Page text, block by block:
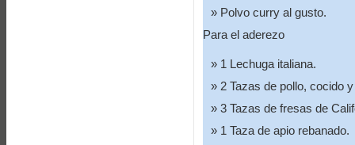
Polvo curry al gusto.
Para el aderezo
1 Lechuga italiana.
2 Tazas de pollo, cocido
3 Tazas de fresas de
1 Taza de apio rebanado.